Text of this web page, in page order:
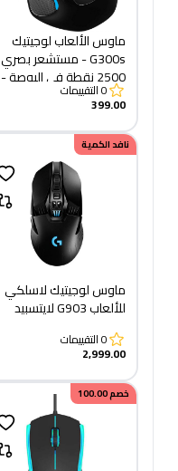
ماوس الألعاب لوجيتيك
G300s - مستشعر بصري
أزرار قابلة للبرمجة
0التقييمات
399.00
نافد الكمية
ماوس لوجيتيك لاسلكي
للألعاب G903 لايتسبيد
0التقييمات
2,999.00
خصم100.00